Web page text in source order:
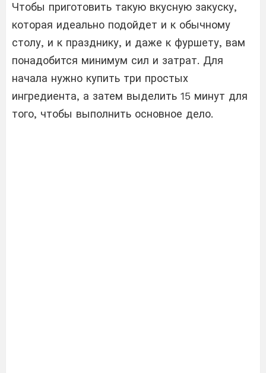
Чтобы приготовить такую ​​вкусную закуску,
которая идеально подойдет и к обычному
столу, и к празднику, и даже к фуршету, вам
понадобится минимум сил и затрат. Для
начала нужно купить три простых
ингредиента, а затем выделить 15 минут для
того, чтобы выполнить основное дело.